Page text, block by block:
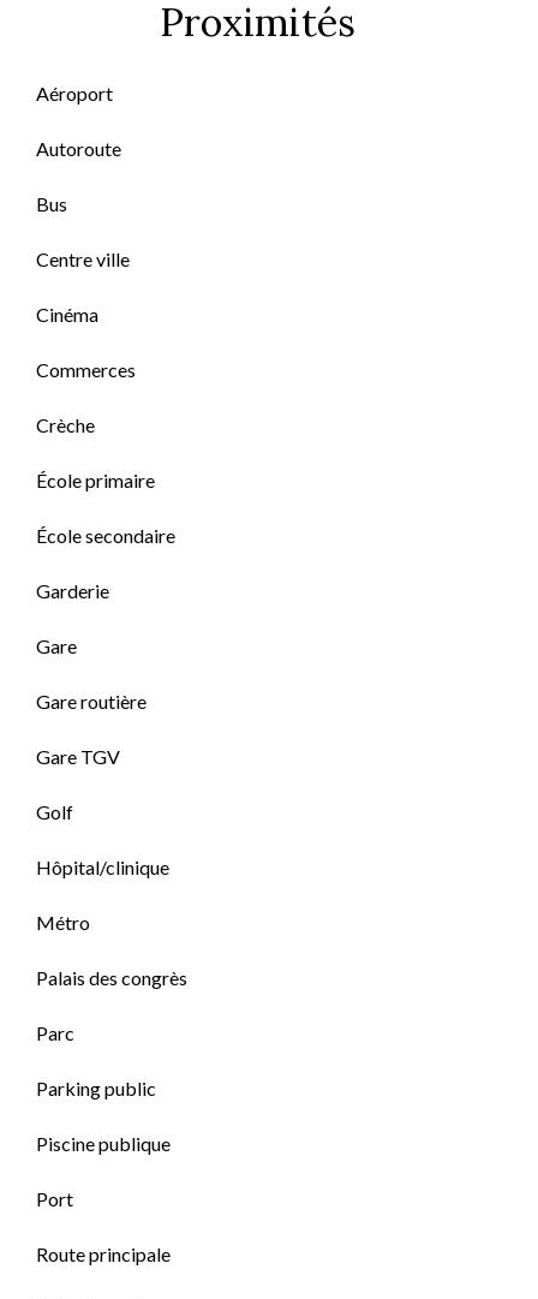
Proximités
Aéroport
Autoroute
Bus
Centre ville
Cinéma
Commerces
Crèche
École primaire
École secondaire
Garderie
Gare
Gare routière
Gare TGV
Golf
Hôpital/clinique
Métro
Palais des congrès
Parc
Parking public
Piscine publique
Port
Route principale